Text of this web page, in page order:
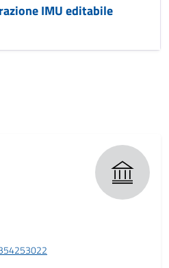
IMU editabile